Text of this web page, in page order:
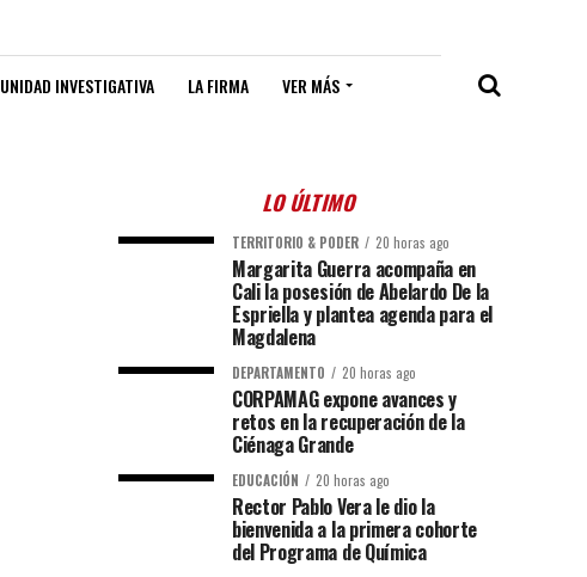
UNIDAD INVESTIGATIVA LA FIRMA VER MÁS
LO ÚLTIMO
TERRITORIO & PODER 20 horas ago
Margarita Guerra acompaña en
Cali la posesión de Abelardo De la
Espriella y plantea agenda para el
Magdalena
DEPARTAMENTO 20 horas ago
CORPAMAG expone avances y
retos en la recuperación de la
Ciénaga Grande
EDUCACIÓN 20 horas ago
Rector Pablo Vera le dio la
bienvenida a la primera cohorte
del Programa de Química